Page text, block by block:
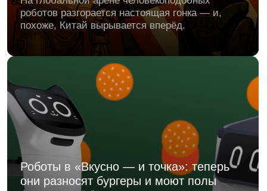
Meta* признана в России экстремистской организацией